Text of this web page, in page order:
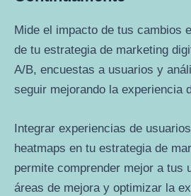
Mide el impacto de tus cambios
de tu estrategia de marketing
A/B, encuestas a usuarios y
seguir mejorando la experiencia
Integrar experiencias de
heatmaps en tu estrategia de
permite comprender mejor a tus
áreas de mejora y optimizar la